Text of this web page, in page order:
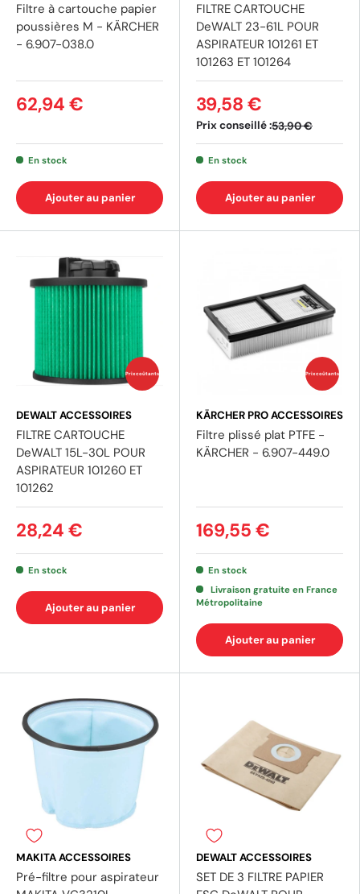
Filtre à cartouche papier
poussières M - KÄRCHER
- 6.907-038.0
62,94 €
En stock
Ajouter au panier
FILTRE CARTOUCHE
DeWALT 23-61L POUR
ASPIRATEUR 101261 ET
101263 ET 101264
Prix conseillé :53,90 €
39,58 €
En stock
Ajouter au panier
Prix coûtants
DEWALT ACCESSOIRES
FILTRE CARTOUCHE
DeWALT 15L-30L POUR
ASPIRATEUR 101260 ET
101262
28,24 €
En stock
Ajouter au panier
Prix coûtants
KÄRCHER PRO ACCESSOIRES
Filtre plissé plat PTFE -
KÄRCHER - 6.907-449.0
169,55 €
En stock
Livraison gratuite en France
Métropolitaine
Ajouter au panier
MAKITA ACCESSOIRES
Pré-filtre pour aspirateur
DEWALT ACCESSOIRES
SET DE 3 FILTRE PAPIER